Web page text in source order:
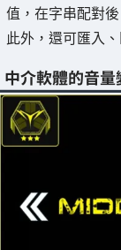
值，在字串配對
此外，還可匯入
中介軟體的音量